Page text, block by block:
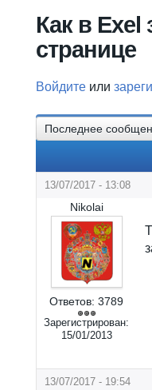
Как в Exel
странице
Войдите или
Последнее
13/07/2017 - 13:08
Nikolai
Ответов: 3789
Зарегистрирован:
15/01/2013
13/07/2017 - 19:54